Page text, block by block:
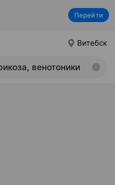
Перейти
Витебск